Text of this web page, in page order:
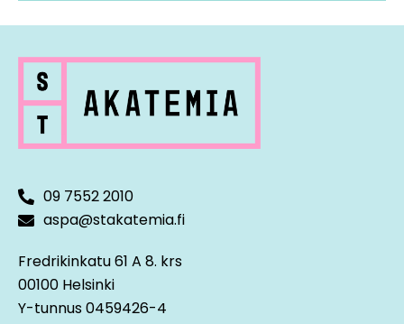
09 7552 2010
aspa@stakatemia.fi
Fredrikinkatu 61 A 8. krs
00100 Helsinki
Y-tunnus 0459426-4